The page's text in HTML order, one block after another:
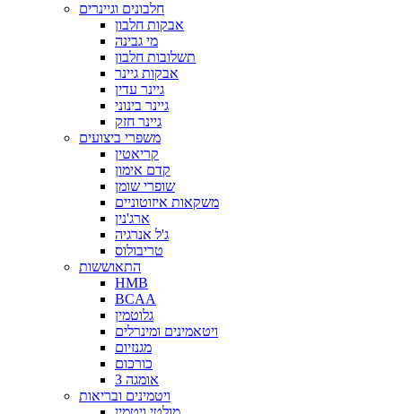
חלבונים וגיינרים
אבקות חלבון
מי גבינה
תשלובות חלבון
אבקות גיינר
גיינר עדין
גיינר בינוני
גיינר חזק
משפרי ביצועים
קריאטין
קדם אימון
שופרי שומן
משקאות איזוטוניים
ארג'נין
ג'ל אנרגיה
טריבולוס
התאוששות
HMB
BCAA
גלוטמין
ויטאמינים ומינרלים
מגנזיום
כורכום
אומגה 3
ויטמינים ובריאות